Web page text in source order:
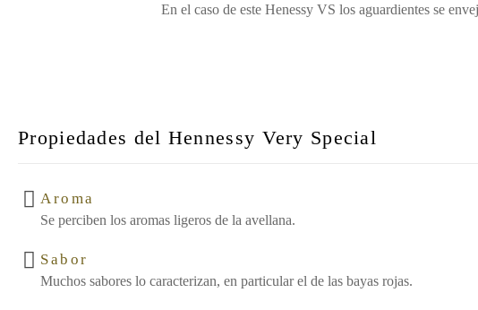
En el caso de este Henessy VS los aguardientes se
Propiedades del Hennessy Very Special
Aroma
Se perciben los aromas ligeros de la avellana.
Sabor
Muchos sabores lo caracterizan, en particular el de las bayas rojas.